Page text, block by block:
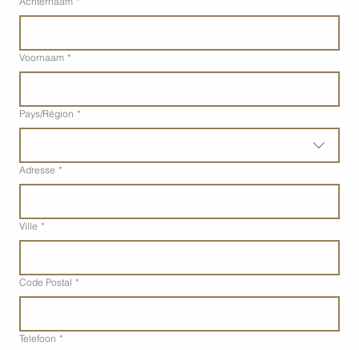
Voornaam *
Adres met meerdere regels
Pays/Région *
Adresse *
Ville *
Code Postal *
Telefoon *